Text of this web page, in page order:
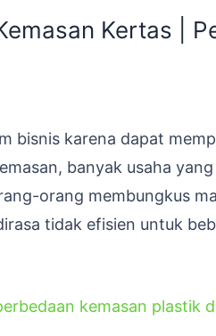
Kertas |
bisnis karena dapat
banyak usaha
orang membungkus
tidak efisien untuk
kemasan plastik